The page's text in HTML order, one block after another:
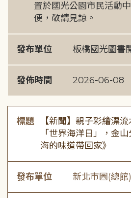
置於國光公園市民活動
便，敬請見諒。
發布單位 板橋國光圖書
發佈時間 2026-06-08
標題
【新聞】親子彩繪漂
「世界海洋日」，金
海的味道帶回家》
發布單位 新北市圖(總館)